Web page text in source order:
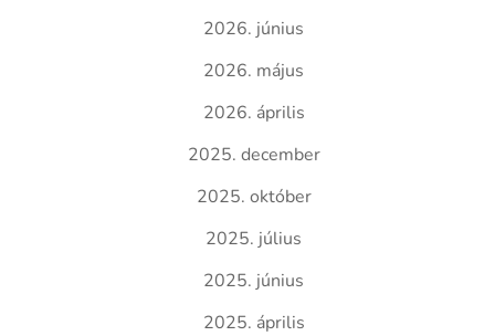
2026. június
2026. május
2026. április
2025. december
2025. október
2025. július
2025. június
2025. április